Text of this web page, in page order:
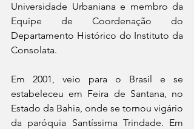
Universidade Urbaniana e membro da
Equipe de Coordenação do
Departamento Histórico do Instituto da
Consolata.
Em 2001, veio para o Brasil e se
estabeleceu em Feira de Santana, no
Estado da Bahia, onde se tornou vigário
da paróquia Santíssima Trindade. Em